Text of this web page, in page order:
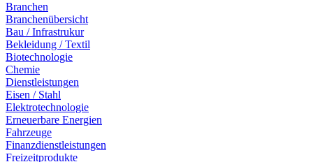
Branchen
Branchenübersicht
Bau / Infrastrukur
Bekleidung / Textil
Biotechnologie
Chemie
Dienstleistungen
Eisen / Stahl
Elektrotechnologie
Erneuerbare Energien
Fahrzeuge
Finanzdienstleistungen
Freizeitprodukte